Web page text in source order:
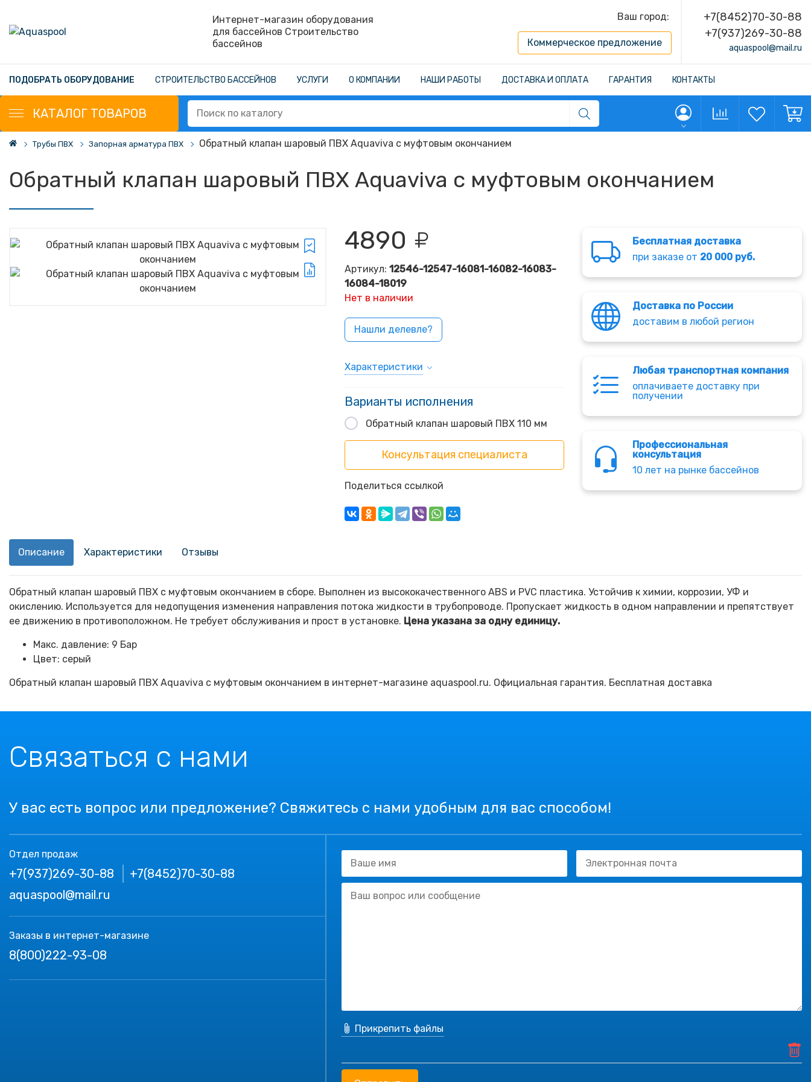
Интернет-магазин оборудования
для бассейнов Строительство
бассейнов
Ваш город:
Коммерческое предложение
+7(8452)70-30-88
+7(937)269-30-88
aquaspool@mail.ru
ПОДОБРАТЬ ОБОРУДОВАНИЕ СТРОИТЕЛЬСТВО БАССЕЙНОВ УСЛУГИ О КОМПАНИИ НАШИ РАБОТЫ ДОСТАВКА И ОПЛАТА ГАРАНТИЯ КОНТАКТЫ
КАТАЛОГ ТОВАРОВ
Трубы ПВХ Запорная арматура ПВХ Обратный клапан шаровый ПВХ Aquaviva с муфтовым окончанием
Обратный клапан шаровый ПВХ Aquaviva с муфтовым окончанием
4890
Артикул: 12546-12547-16081-16082-16083-
16084-18019
Нет в наличии
Нашли делевле?
Характеристики
Варианты исполнения
Обратный клапан шаровый ПВХ 110 мм
Консультация специалиста
Поделиться ссылкой
Бесплатная доставка
при заказе от 20 000 руб.
Доставка по России
доставим в любой регион
Любая транспортная компания
оплачиваете доставку при
получении
Профессиональная
консультация
10 лет на рынке бассейнов
Описание Характеристики Отзывы
Обратный клапан шаровый ПВХ с муфтовым окончанием в сборе. Выполнен из высококачественного ABS и PVC пластика. Устойчив к химии, коррозии, УФ и
окислению. Используется для недопущения изменения направления потока жидкости в трубопроводе. Пропускает жидкость в одном направлении и препятствует
ее движению в противоположном. Не требует обслуживания и прост в установке. Цена указана за одну единицу.
Макс. давление: 9 Бар
Цвет: серый
Обратный клапан шаровый ПВХ Aquaviva с муфтовым окончанием в интернет-магазине aquaspool.ru. Официальная гарантия. Бесплатная доставка
Связаться с нами
У вас есть вопрос или предложение? Свяжитесь с нами удобным для вас способом!
Отдел продаж
+7(937)269-30-88
+7(8452)70-30-88
aquaspool@mail.ru
Заказы в интернет-магазине
8(800)222-93-08
Прикрепить файлы